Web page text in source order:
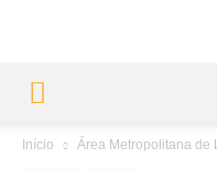
Início Área Metropolitana de